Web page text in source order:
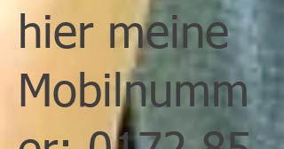
hier meine
Mobilnumm